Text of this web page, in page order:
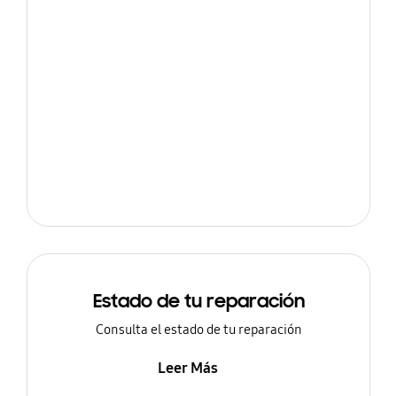
Estado de tu reparación
Consulta el estado de tu reparación
Leer Más